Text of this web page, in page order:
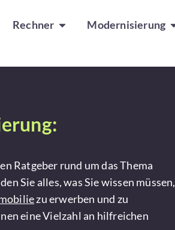
Rechner Modernisierung
Ratgeber rund um das Thema
Sie alles, was Sie wissen müssen,
zu erwerben und zu
eine Vielzahl an hilfreichen